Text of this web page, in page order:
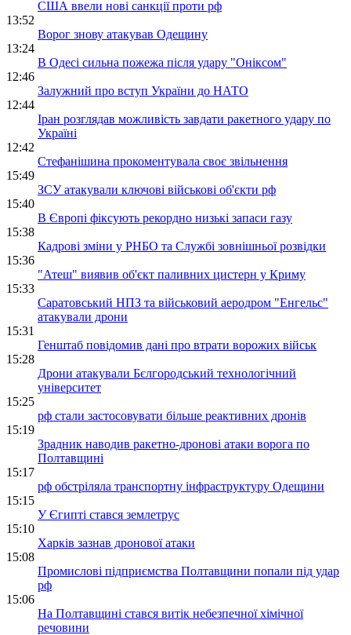
США ввели нові санкції проти рф
13:52
Ворог знову атакував Одещину
13:24
В Одесі сильна пожежа після удару "Оніксом"
12:46
Залужний про вступ України до НАТО
12:44
Іран розглядав можливість завдати ракетного удару по
Україні
12:42
Стефанішина прокоментувала своє звільнення
15:49
ЗСУ атакували ключові військові об'єкти рф
15:40
В Європі фіксують рекордно низькі запаси газу
15:38
Кадрові зміни у РНБО та Службі зовнішньої розвідки
15:36
"Атеш" виявив об'єкт паливних цистерн у Криму
15:33
Саратовський НПЗ та військовий аеродром "Енгельс"
атакували дрони
15:31
Генштаб повідомив дані про втрати ворожих військ
15:28
Дрони атакували Бєлгородський технологічний
університет
15:25
рф стали застосовувати більше реактивних дронів
15:19
Зрадник наводив ракетно-дронові атаки ворога по
Полтавщині
15:17
рф обстріляла транспортну інфраструктуру Одещини
15:15
У Єгипті стався землетрус
15:10
Харків зазнав дронової атаки
15:08
Промислові підприємства Полтавщини попали під удар
рф
15:06
На Полтавщині стався витік небезпечної хімічної
речовини